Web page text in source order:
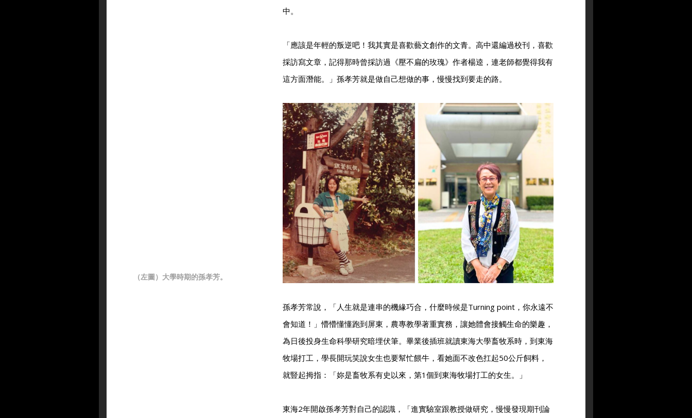
中。
「應該是年輕的叛逆吧！我其實是喜歡藝文創作的文青。高中還編過校刊，喜歡
採訪寫文章，記得那時曾採訪過《壓不扁的玫瑰》作者楊逵，連老師都覺得我有
這方面潛能。」孫孝芳就是做自己想做的事，慢慢找到要走的路。
（左圖）大學時期的孫孝芳。
孫孝芳常說，「人生就是連串的機緣巧合，什麼時候是Turning point，你永遠不
會知道！」懵懵懂懂跑到屏東，農專教學著重實務，讓她體會接觸生命的樂趣，
為日後投身生命科學研究暗埋伏筆。畢業後插班就讀東海大學畜牧系時，到東海
牧場打工，學長開玩笑說女生也要幫忙餵牛，看她面不改色扛起50公斤飼料，
就豎起拇指：「妳是畜牧系有史以來，第1個到東海牧場打工的女生。」
東海2年開啟孫孝芳對自己的認識，「進實驗室跟教授做研究，慢慢發現期刊論